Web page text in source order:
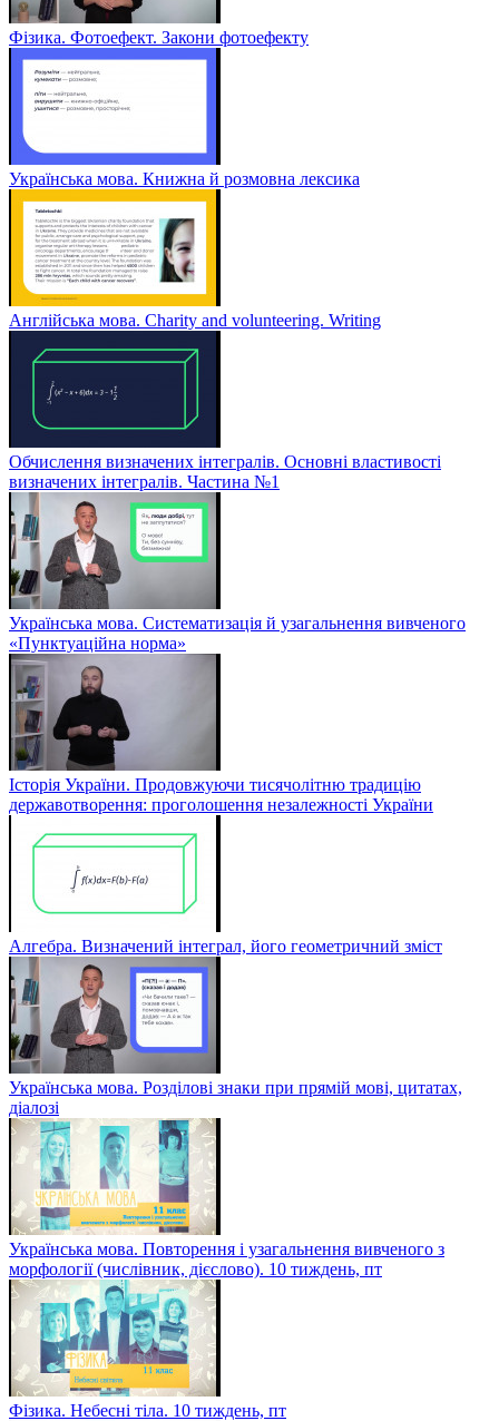
Фізика. Фотоефект. Закони фотоефекту
Українська мова. Книжна й розмовна лексика
Англійська мова. Charity and volunteering. Writing
Обчислення визначених інтегралів. Основні властивості
визначених інтегралів. Частина №1
Українська мова. Систематизація й узагальнення вивченого
«Пунктуаційна норма»
Історія України. Продовжуючи тисячолітню традицію
державотворення: проголошення незалежності України
Алгебра. Визначений інтеграл, його геометричний зміст
Українська мова. Розділові знаки при прямій мові, цитатах,
діалозі
Українська мова. Повторення і узагальнення вивченого з
морфології (числівник, дієслово). 10 тиждень, пт
Фізика. Небесні тіла. 10 тиждень, пт